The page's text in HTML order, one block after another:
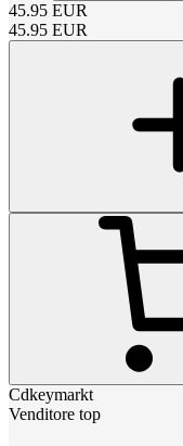
45.95 EUR
45.95 EUR
Cdkeymarkt
Venditore top